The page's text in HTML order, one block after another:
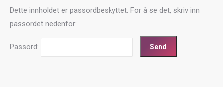
Dette innholdet er passordbeskyttet. For å se det, skriv inn
passordet nedenfor:
Passord: